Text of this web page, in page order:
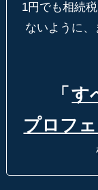
1円でも相続
ないように、
「 す
プロフ